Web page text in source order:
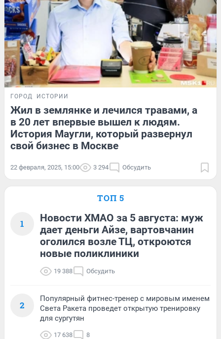
ГОРОД ИСТОРИИ
Жил в землянке и лечился травами, а
в 20 лет впервые вышел к людям.
История Маугли, который развернул
свой бизнес в Москве
22 февраля, 2025, 15:00 3 294 Обсудить
ТОП 5
1
Новости ХМАО за 5 августа: муж
дает деньги Айзе, вартовчанин
оголился возле ТЦ, откроются
новые поликлиники
19 388 Обсудить
2
Популярный фитнес-тренер с мировым именем
Света Ракета проведет открытую тренировку
для сургутян
17 638 8